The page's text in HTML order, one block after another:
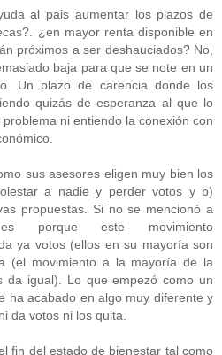
al pais aumentar los plazos de
¿en mayor renta disponible en
próximos a ser deshauciados? No,
baja para que se note en un
Un plazo de carencia donde los
quizás de esperanza al que lo
ni entiendo la conexión con
sus asesores eligen muy bien los
a nadie y perder votos y b)
propuestas. Si no se mencionó a
porque este movimiento
ya votos (ellos en su mayoría son
(el movimiento a la mayoría de la
da igual). Lo que empezó como un
ha acabado en algo muy diferente y
da votos ni los quita.
fin del estado de bienestar tal como